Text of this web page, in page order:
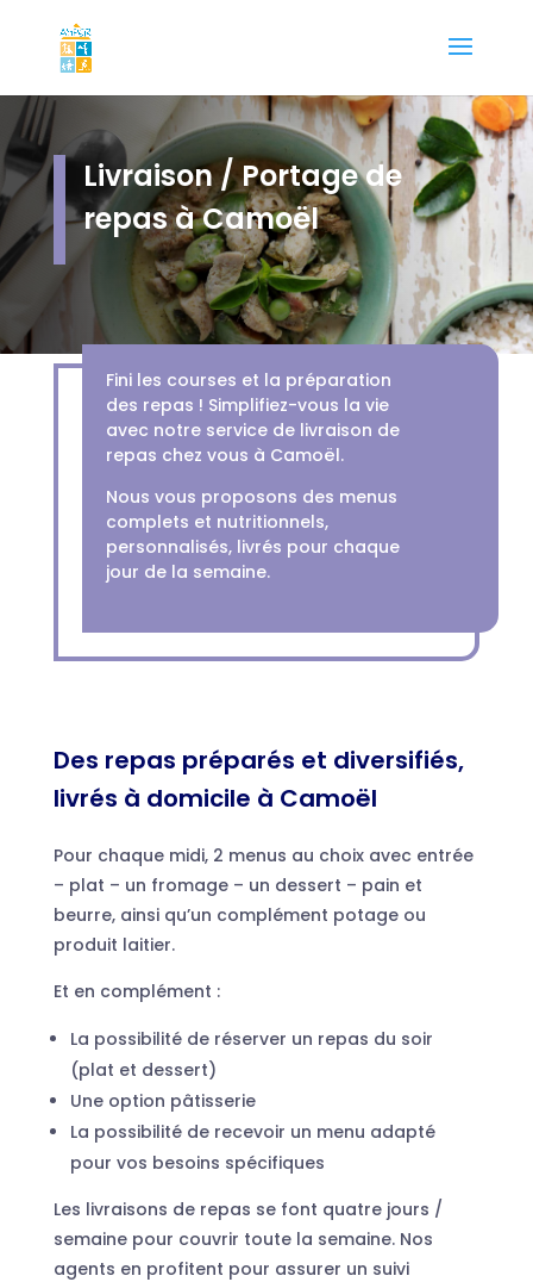
Livraison / Portage de
repas à Camoël
Fini les courses et la préparation
des repas ! Simplifiez-vous la vie
avec notre service de livraison de
repas chez vous à Camoël.
Nous vous proposons des menus
complets et nutritionnels,
personnalisés, livrés pour chaque
jour de la semaine.
Des repas préparés et diversifiés,
livrés à domicile à Camoël
Pour chaque midi, 2 menus au choix avec entrée
– plat – un fromage – un dessert – pain et
beurre, ainsi qu’un complément potage ou
produit laitier.
Et en complément :
La possibilité de réserver un repas du soir
(plat et dessert)
Une option pâtisserie
La possibilité de recevoir un menu adapté
pour vos besoins spécifiques
Les livraisons de repas se font quatre jours /
semaine pour couvrir toute la semaine. Nos
agents en profitent pour assurer un suivi